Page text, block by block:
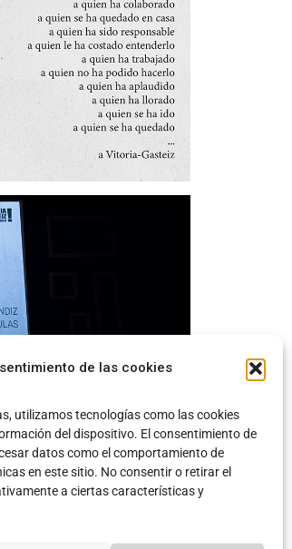
de las cookies
utilizamos tecnologías como las cookies
del dispositivo. El consentimiento de
datos como el comportamiento de
en este sitio. No consentir o retirar el
a ciertas características y